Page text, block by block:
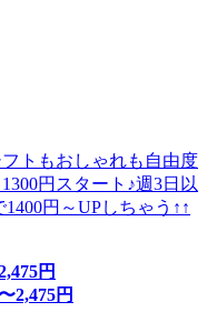
トもおしゃれも自由度
円スタート♪週3日以
円～UPしちゃう↑↑
円
2,475円